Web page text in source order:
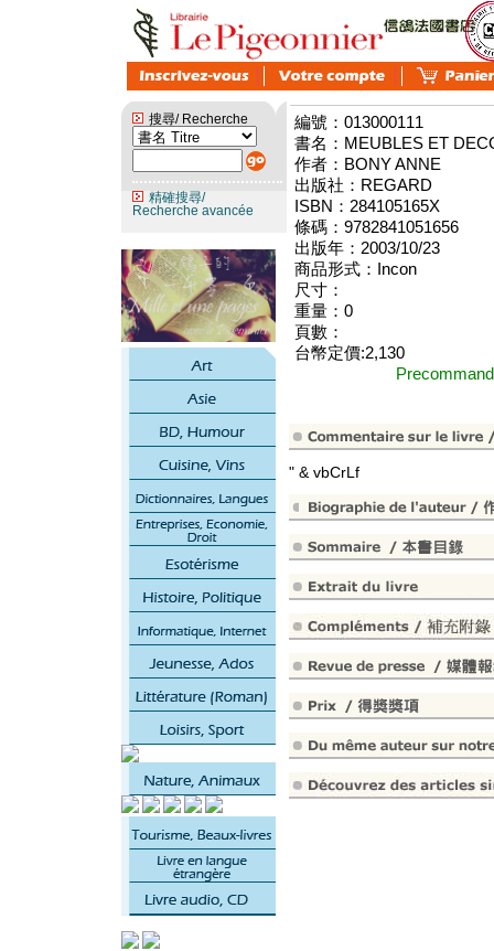
搜尋/ Recherche
精確搜尋/
Recherche avancée
編號：013000111
書名：MEUBLES ET
作者：BONY ANNE
出版社：REGARD
ISBN：284105165X
條碼：9782841051656
出版年：2003/10/23
商品形式：Incon
尺寸：
重量：0
頁數：
台幣定價:2,130
" & vbCrLf